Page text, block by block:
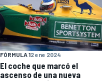
FÓRMULA 12 ene 2024
El coche que marcó el
ascenso de una nueva